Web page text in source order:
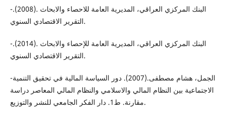
-البنك المركزي العراقي، المديرية العامة للاحصاء والابحاث .(2008).
التقرير الاقتصادي السنوي.
-البنك المركزي العراقي، المديرية العامة للإحصاء والابحاث .(2014).
التقرير الاقتصادي السنوي.
-الجمل، هشام مصطفى.(2007). دور السياسة المالية في تحقيق التنمية
الاجتماعية بين النظام المالي والاسلامي والنظام المالي المعاصر دراسة
مقارنة. ط1. دار الفكر الجامعي للنشر والتوزيع.